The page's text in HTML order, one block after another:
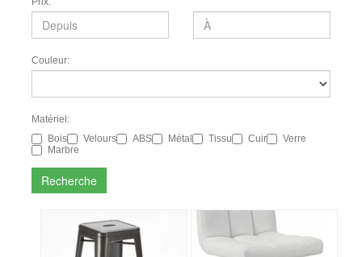
Couleur:
Matériel:
Bois
Velours ABS Métal Tissu Cuir
Verre
Marbre
Recherche